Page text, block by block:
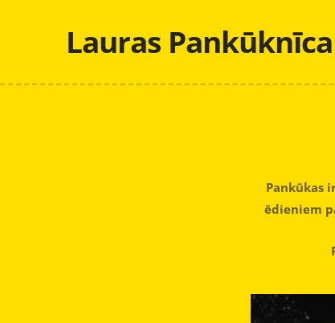
Lauras Pankūknīca
Pankūkas
ēdieniem